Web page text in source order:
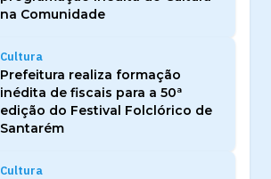
na Comunidade
Cultura
Prefeitura realiza formação
inédita de fiscais para a 50ª
edição do Festival Folclórico de
Santarém
Cultura